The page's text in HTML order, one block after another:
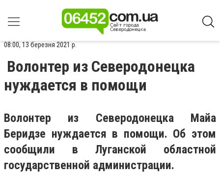
08:00, 13 березня 2021 р.
Волонтер из Северодонецка
нуждается в помощи
Волонтер из Северодонецка Майа
Беридзе нуждается в помощи. Об этом
сообщили в Луганской областной
государственной администрации.